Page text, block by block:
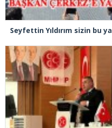
Seyfettin Yıldırım sizin bu